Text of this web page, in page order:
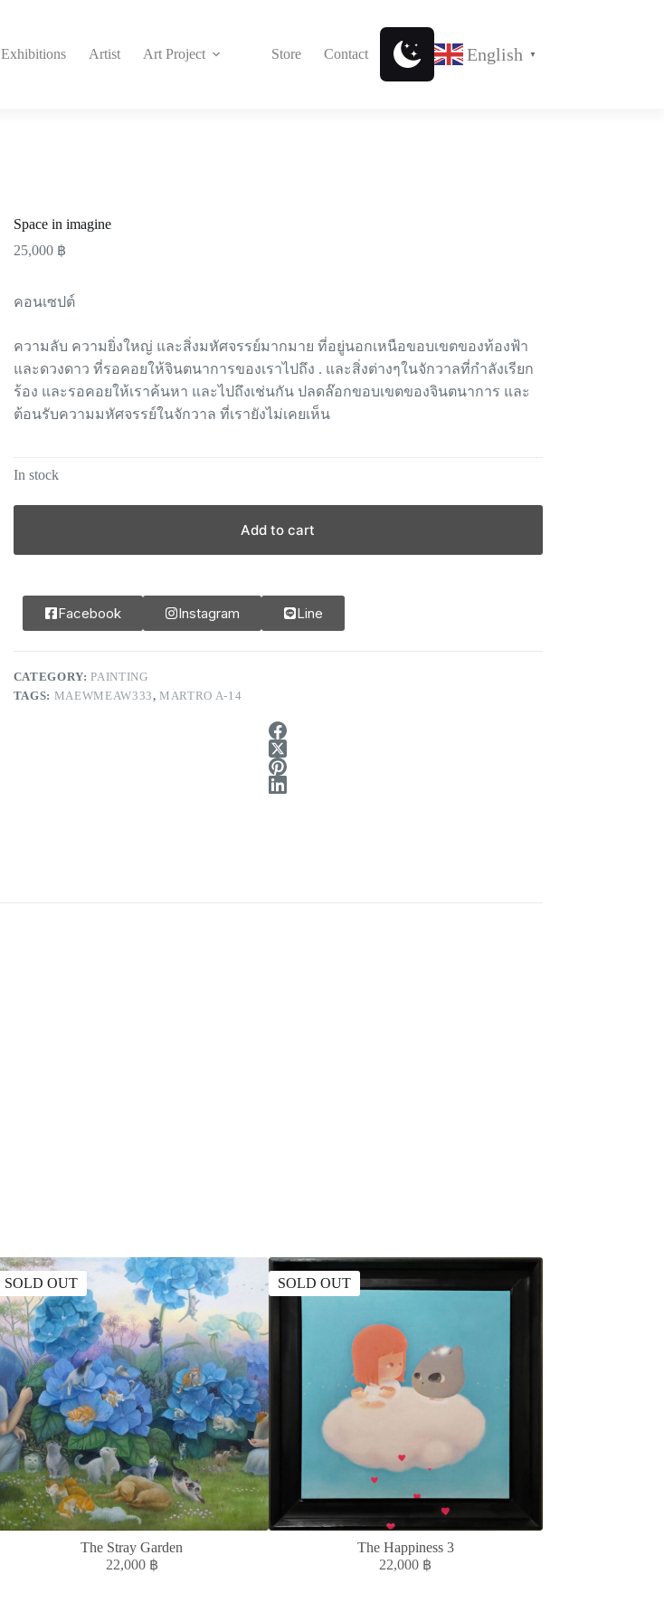
Exhibitions Artist Art Project Store Contact English ▼
Space in imagine
25,000 ฿
คอนเซป​ต์
ความลับ ความยิ่งใหญ่ และสิ่งมหัศจรรย์มากมาย​ ที่อยู่นอกเหนือขอบเขตของท้องฟ้า
และดวงดาว ที่รอคอยให้จินตนาการ​ของเราไปถึง . และสิ่งต่างๆในจักวาลที่กำลังเรียก
ร้อง และรอคอยให้เราค้นหา และไปถึงเช่นกัน ปลดล๊อก​ขอบเขตของจินตนาการ​ และ
ต้อนรับความมหัศจรรย์​ในจักวาล ที่เรายังไม่เคยเห็น
In stock
Add to cart
Facebook Instagram Line
CATEGORY:PAINTING
TAGS: MAEWMEAW333,MARTRO A-14
SOLD OUT
The Stray Garden
22,000 ฿
SOLD OUT
The Happiness 3
22,000 ฿